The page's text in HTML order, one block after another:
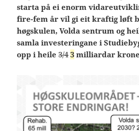
starta på ei enorm
fire-fem år vil gi eit kraftig løft
høgskulen, Volda sentrum og
samla investeringane i
opp i heile3/4 3 milliardar